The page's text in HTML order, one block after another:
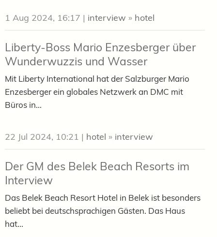
1 Aug 2024, 16:17 | interview » hotel
Liberty-Boss Mario Enzesberger über
Wunderwuzzis und Wasser
Mit Liberty International hat der Salzburger Mario
Enzesberger ein globales Netzwerk an DMC mit
Büros in...
22 Jul 2024, 10:21 | hotel » interview
Der GM des Belek Beach Resorts im
Interview
Das Belek Beach Resort Hotel in Belek ist besonders
beliebt bei deutschsprachigen Gästen. Das Haus
hat...